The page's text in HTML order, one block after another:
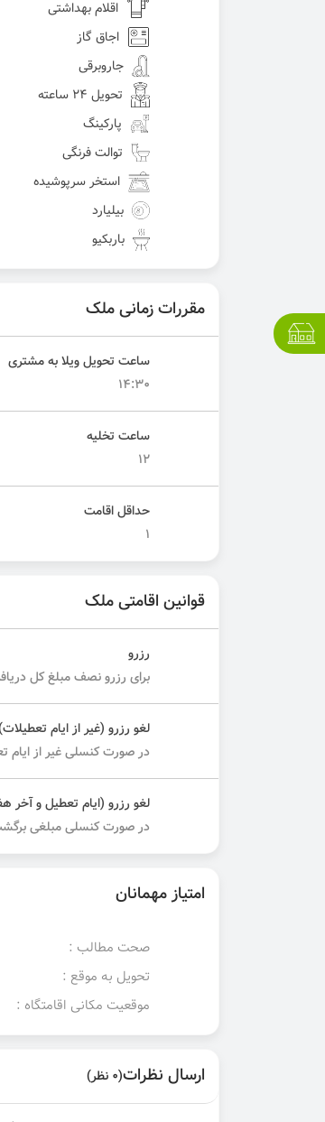
اقلام بهداشتی
اجاق گاز
جاروبرقی
تحویل 24 ساعته
پارکینگ
توالت فرنگی
استخر سرپوشیده
بیلیارد
باربکیو
مقررات زمانی ملک
ساعت تحویل ویلا به مشتری
14:30
ساعت تخلیه
12
حداقل اقامت
1
قوانین اقامتی ملک
رزرو
برای رزرو نصف مبلغ کل
لغو رزرو (غیر از ایام
در صورت کنسلی غیر از ایام تعطیلات ۲۰ درصد مبلغ کل
لغو رزرو (ایام تعطیل و آخر
در صورت کنسلی مبلغی
امتیاز مهمانان
صحت مطالب :
تحویل به موقع :
موقعیت مکانی اقامتگاه :
ارسال نظرات(0 نظر)